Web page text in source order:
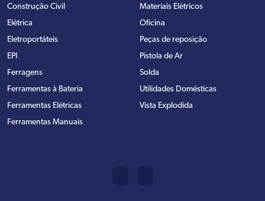
Construção Civil
Elétrica
Eletroportáteis
EPI
Ferragens
Ferramentas à Bateria
Ferramentas Elétricas
Ferramentas Manuais
Materiais Elétricos
Oficina
Peças de reposição
Pistola de Ar
Solda
Utilidades Domésticas
Vista Explodida